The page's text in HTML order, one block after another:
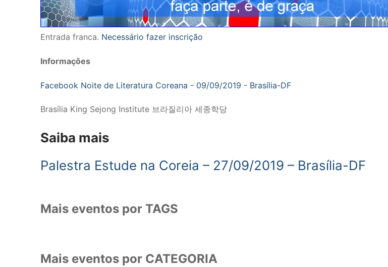
Entrada franca. Necessário fazer inscrição
Informações
Facebook Noite de Literatura Coreana - 09/09/2019 - Brasília-DF
Brasília King Sejong Institute 브라질리아 세종학당
Saiba mais
Palestra Estude na Coreia – 27/09/2019 – Brasília-DF
Mais eventos por TAGS
Mais eventos por CATEGORIA